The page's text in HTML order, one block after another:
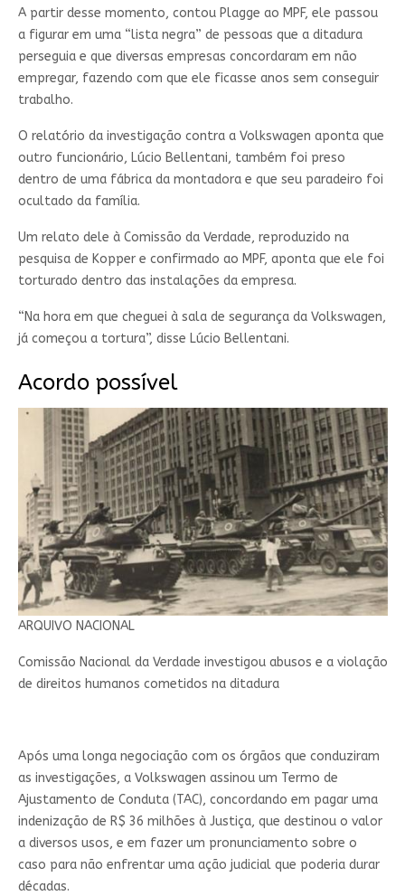
A partir desse momento, contou Plagge ao MPF, ele passou
a figurar em uma “lista negra” de pessoas que a ditadura
perseguia e que diversas empresas concordaram em não
empregar, fazendo com que ele ficasse anos sem conseguir
trabalho.
O relatório da investigação contra a Volkswagen aponta que
outro funcionário, Lúcio Bellentani, também foi preso
dentro de uma fábrica da montadora e que seu paradeiro foi
ocultado da família.
Um relato dele à Comissão da Verdade, reproduzido na
pesquisa de Kopper e confirmado ao MPF, aponta que ele foi
torturado dentro das instalações da empresa.
“Na hora em que cheguei à sala de segurança da Volkswagen,
já começou a tortura”, disse Lúcio Bellentani.
Acordo possível
ARQUIVO NACIONAL
Comissão Nacional da Verdade investigou abusos e a violação
de direitos humanos cometidos na ditadura
Após uma longa negociação com os órgãos que conduziram
as investigações, a Volkswagen assinou um Termo de
Ajustamento de Conduta (TAC), concordando em pagar uma
indenização de R$ 36 milhões à Justiça, que destinou o valor
a diversos usos, e em fazer um pronunciamento sobre o
caso para não enfrentar uma ação judicial que poderia durar
décadas.